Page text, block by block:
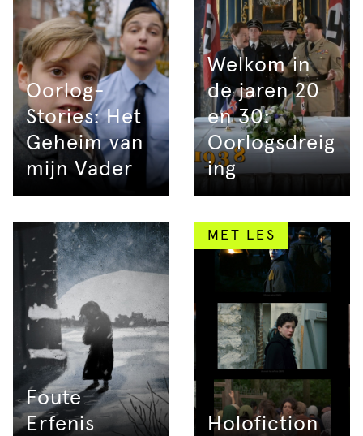
Oorlog-
Stories: Het
Geheim van
mijn Vader
Welkom in
de jaren 20
en 30:
Oorlogsdreig
ing
Foute
Erfenis
MET LES
Holofiction